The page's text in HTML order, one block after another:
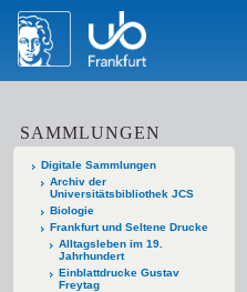
SAMMLUNGEN
Digitale Sammlungen
Archiv der
Universitätsbibliothek JCS
Biologie
Frankfurt und Seltene Drucke
Alltagsleben im 19.
Jahrhundert
Einblattdrucke Gustav
Freytag